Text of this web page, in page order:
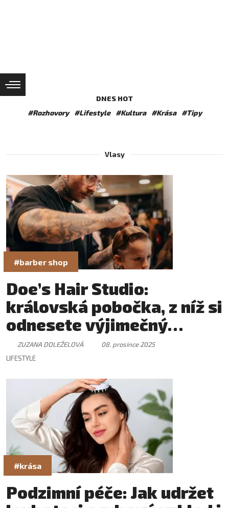
DNES HOT
#Rozhovory
#Lifestyle #Kultura #Krása #Tipy
Vlasy
#barber shop
Doe’s Hair Studio:
královská pobočka, z níž si
odnesete výjimečný
zážitek
ZUZANA DOLEŽELOVÁ
08. prosince 2025
LIFESTYLE
#krása
Podzimní péče: Jak udržet